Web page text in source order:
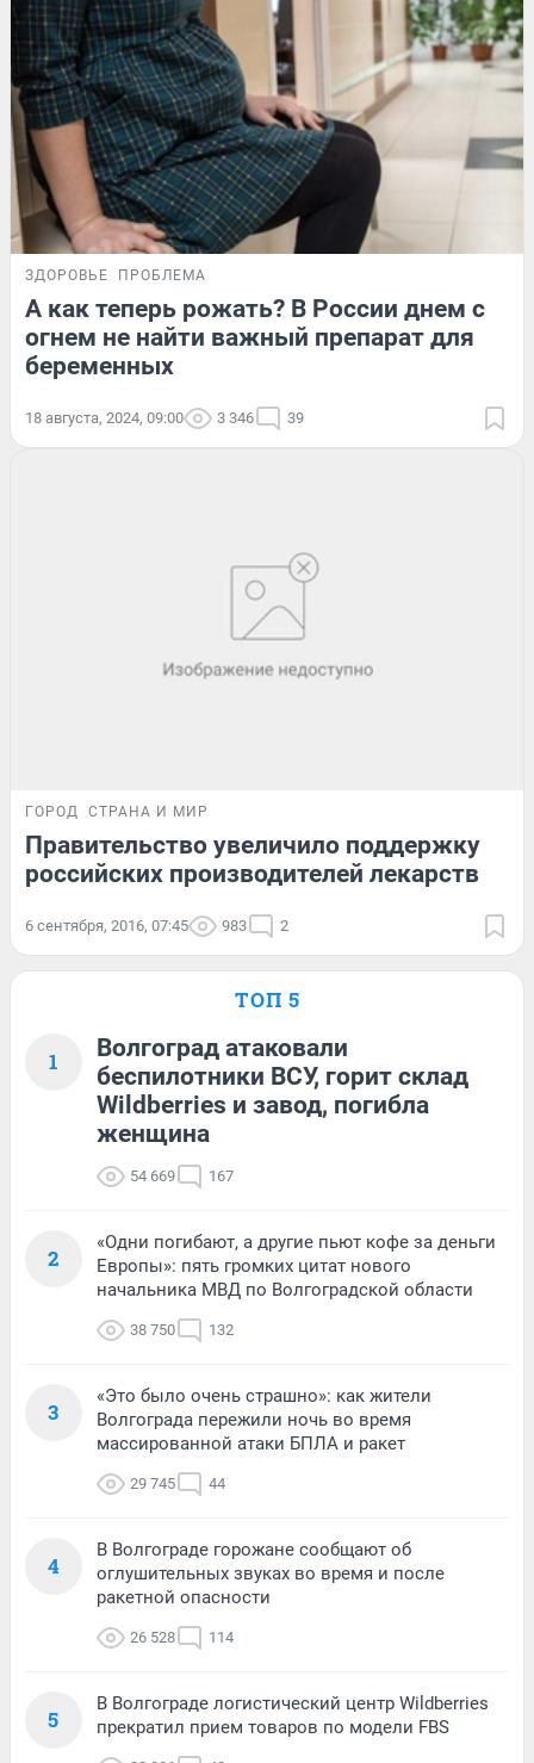
ЗДОРОВЬЕ ПРОБЛЕМА
А как теперь рожать? В России днем с
огнем не найти важный препарат для
беременных
18 августа, 2024, 09:00 3 346 39
ГОРОД СТРАНА И МИР
Правительство увеличило поддержку
российских производителей лекарств
6 сентября, 2016, 07:45 983 2
ТОП 5
1
Волгоград атаковали
беспилотники ВСУ, горит склад
Wildberries и завод, погибла
женщина
54 669 167
2
«Одни погибают, а другие пьют кофе за деньги
Европы»: пять громких цитат нового
начальника МВД по Волгоградской области
38 750 132
3
«Это было очень страшно»: как жители
Волгограда пережили ночь во время
массированной атаки БПЛА и ракет
29 745 44
4
В Волгограде горожане сообщают об
оглушительных звуках во время и после
ракетной опасности
26 528 114
5
В Волгограде логистический центр Wildberries
прекратил прием товаров по модели FBS